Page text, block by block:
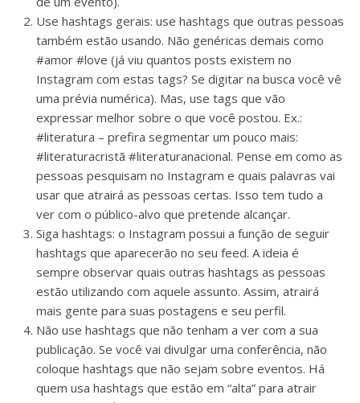
Use hashtags gerais: use hashtags que outras pessoas
também estão usando. Não genéricas demais como
#amor #love (já viu quantos posts existem no
Instagram com estas tags? Se digitar na busca você vê
uma prévia numérica). Mas, use tags que vão
expressar melhor sobre o que você postou. Ex.:
#literatura – prefira segmentar um pouco mais:
#literaturacristã #literaturanacional. Pense em como as
pessoas pesquisam no Instagram e quais palavras vai
usar que atrairá as pessoas certas. Isso tem tudo a
ver com o público-alvo que pretende alcançar.
Siga hashtags: o Instagram possui a função de seguir
hashtags que aparecerão no seu feed. A ideia é
sempre observar quais outras hashtags as pessoas
estão utilizando com aquele assunto. Assim, atrairá
mais gente para suas postagens e seu perfil.
Não use hashtags que não tenham a ver com a sua
publicação. Se você vai divulgar uma conferência, não
coloque hashtags que não sejam sobre eventos. Há
quem usa hashtags que estão em “alta” para atrair